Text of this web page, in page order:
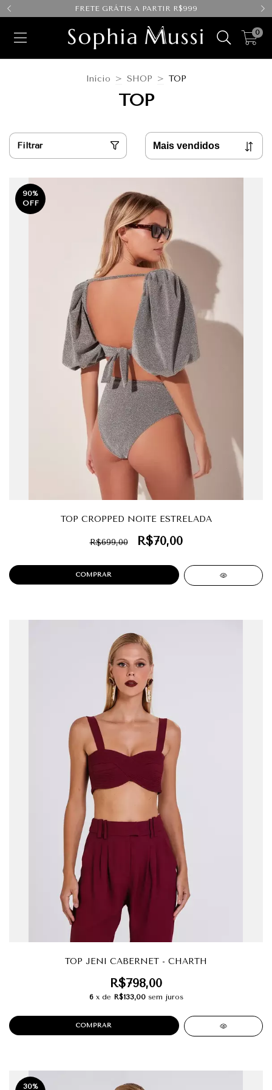
FRETE GRÁTIS A PARTIR R$999
0
Início > SHOP > TOP
TOP
Filtrar
90%
OFF
TOP CROPPED NOITE ESTRELADA
R$699,00 R$70,00
COMPRAR
TOP JENI CABERNET - CHARTH
R$798,00
6 x de R$133,00 sem juros
COMPRAR
30%